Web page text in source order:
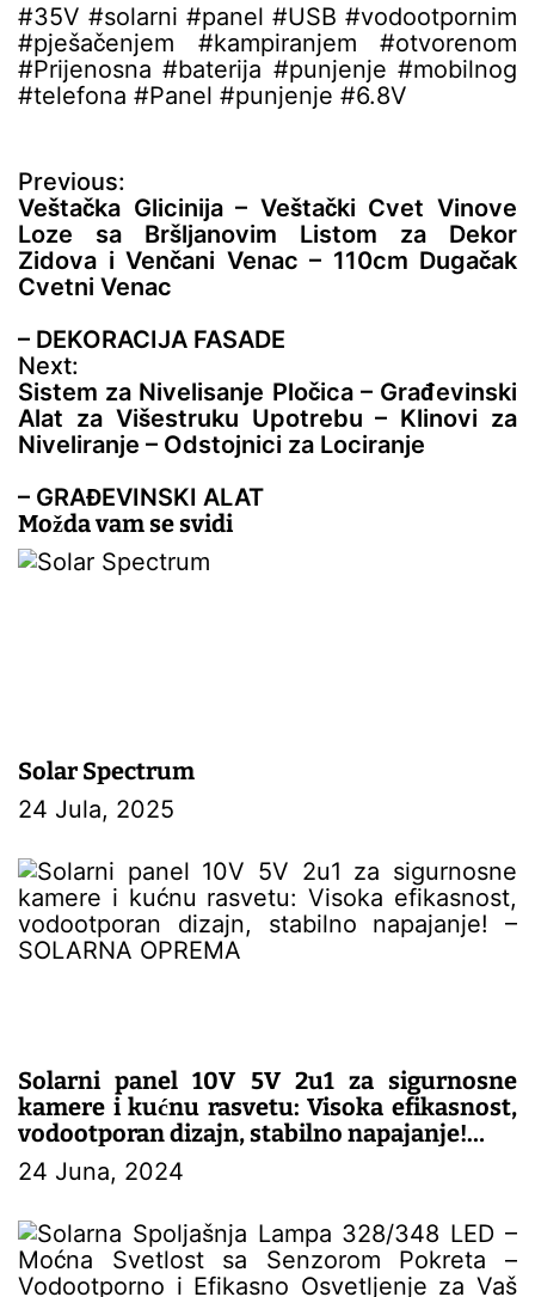
#35V #solarni #panel #USB #vodootpornim
#pješačenjem #kampiranjem #otvorenom
#Prijenosna #baterija #punjenje #mobilnog
#telefona #Panel #punjenje #6.8V
N
a
v
i
g
c
i
j
a
č
a
n
a
k
Previous:
Veštačka Glicinija – Veštački Cvet Vinove
Loze sa Bršljanovim Listom za Dekor
Zidova i Venčani Venac – 110cm Dugačak
Cvetni Venac
– DEKORACIJA FASADE
Next:
Sistem za Nivelisanje Pločica – Građevinski
Alat za Višestruku Upotrebu – Klinovi za
Niveliranje – Odstojnici za Lociranje
– GRAĐEVINSKI ALAT
Možda vam se svidi
Solar Spectrum
24 Jula, 2025
Solarni panel 10V 5V 2u1 za sigurnosne
kamere i kućnu rasvetu: Visoka efikasnost,
vodootporan dizajn, stabilno napajanje!
– SOLARNA OPREMA
24 Juna, 2024